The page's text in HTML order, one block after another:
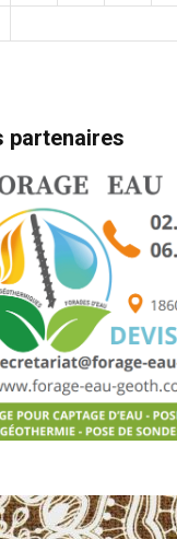
partenaires